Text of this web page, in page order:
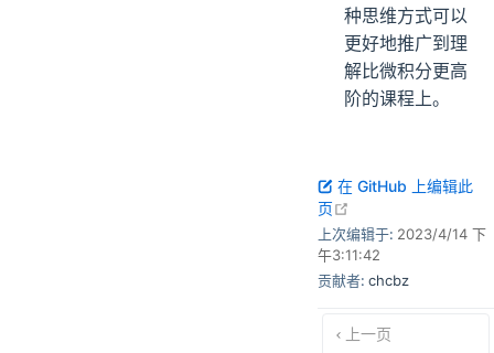
种思维方式可以
更好地推广到理
解比微积分更高
阶的课程上。
在 GitHub 上编辑此
页
上次编辑于: 2023/4/14 下
午3:11:42
贡献者: chcbz
上一页